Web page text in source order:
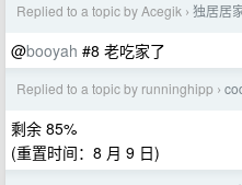
Replied to a topic by Acegik › 独居居
@booyah #8 老吃家了
Replied to a topic by runninghipp ›
剩余 85%
(重置时间：8 月 9 日)